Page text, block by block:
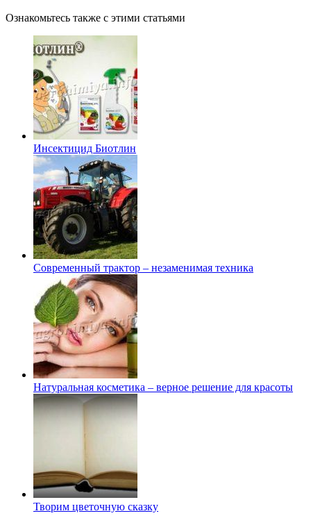
Ознакомьтесь также с этими статьями
Инсектицид Биотлин
Современный трактор – незаменимая техника
Натуральная косметика – верное решение для красоты
Творим цветочную сказку